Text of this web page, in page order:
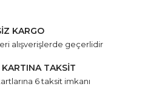
KARGO
alışverişlerde geçerlidir
KARTINA TAKSİT
6 taksit imkanı